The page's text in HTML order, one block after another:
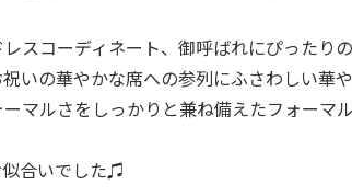
スコーディネート、御呼ばれにぴったり
いの華やかな席への参列にふさわしい華
マルさをしっかりと兼ね備えたフォーマ
合いでした♫